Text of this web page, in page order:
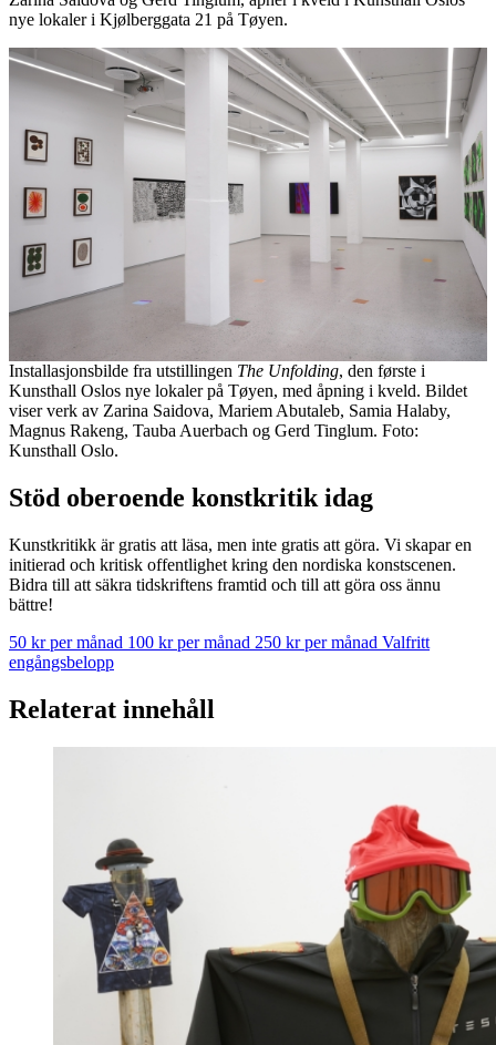
nye lokaler i Kjølberggata 21 på Tøyen.
Installasjonsbilde fra utstillingen The Unfolding, den første i
Kunsthall Oslos nye lokaler på Tøyen, med åpning i kveld. Bildet
viser verk av Zarina Saidova, Mariem Abutaleb, Samia Halaby,
Magnus Rakeng, Tauba Auerbach og Gerd Tinglum. Foto:
Kunsthall Oslo.
Stöd oberoende konstkritik idag
Kunstkritikk är gratis att läsa, men inte gratis att göra. Vi skapar en
initierad och kritisk offentlighet kring den nordiska konstscenen.
Bidra till att säkra tidskriftens framtid och till att göra oss ännu
bättre!
50 kr per månad 100 kr per månad 250 kr per månad Valfritt
engångsbelopp
Relaterat innehåll